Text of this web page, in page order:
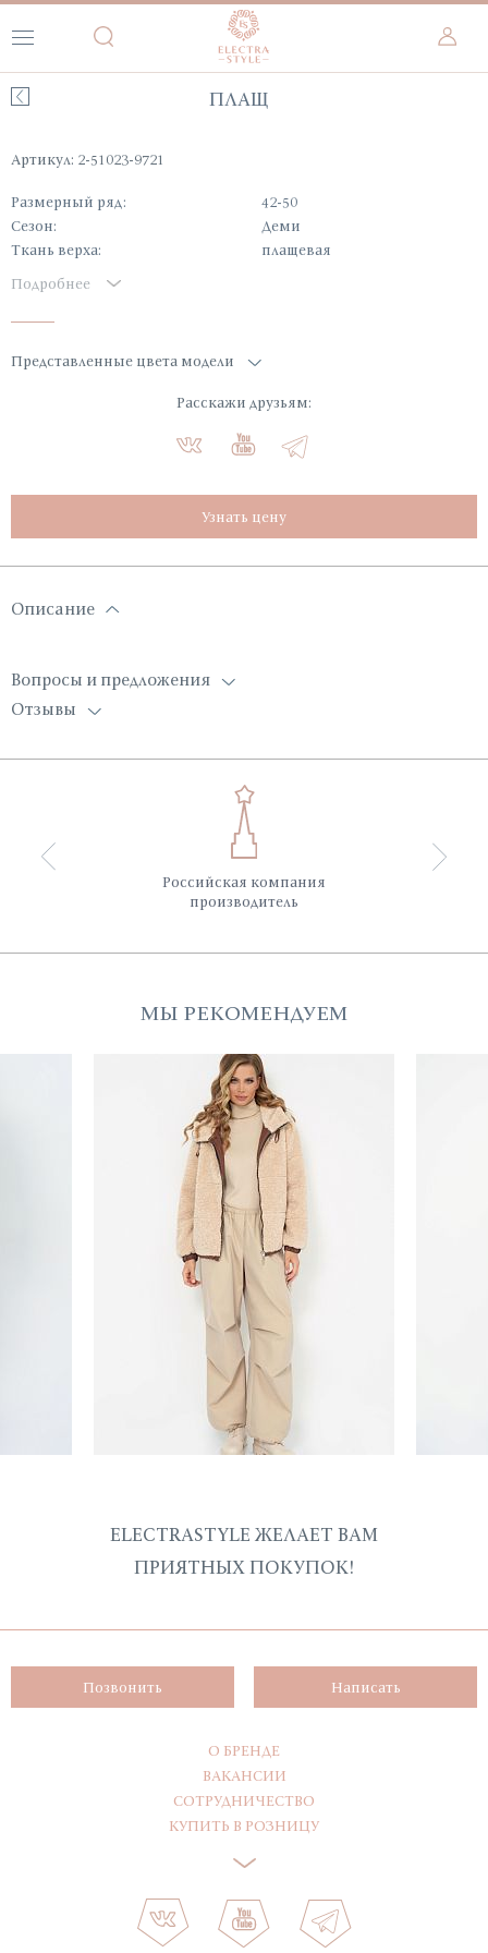
ПЛАЩ
Артикул: 2-51023-9721
Размерный ряд:
42-50
Сезон:
Деми
Ткань верха:
плащевая
Подробнее
Представленные цвета модели
Расскажи друзьям:
Узнать цену
Описание
Вопросы и предложения
Отзывы
Российская компания
производитель
МЫ РЕКОМЕНДУЕМ
ELECTRASTYLE ЖЕЛАЕТ ВАМ
ПРИЯТНЫХ ПОКУПОК!
Позвонить Написать
О БРЕНДЕ
ВАКАНСИИ
СОТРУДНИЧЕСТВО
КУПИТЬ В РОЗНИЦУ